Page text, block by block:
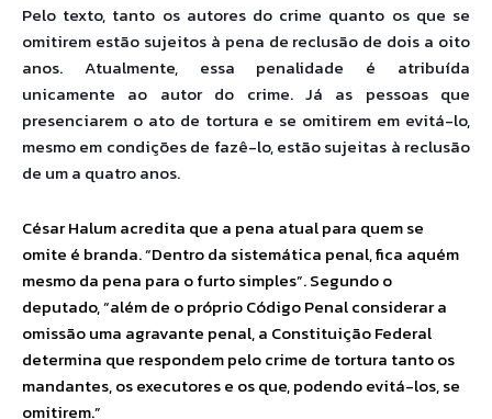
Pelo texto, tanto os autores do crime quanto os que se
omitirem estão sujeitos à pena de reclusão de dois a oito
anos. Atualmente, essa penalidade é atribuída
unicamente ao autor do crime. Já as pessoas que
presenciarem o ato de tortura e se omitirem em evitá-lo,
mesmo em condições de fazê-lo, estão sujeitas à reclusão
de um a quatro anos.
César Halum acredita que a pena atual para quem se
omite é branda. “Dentro da sistemática penal, fica aquém
mesmo da pena para o furto simples”. Segundo o
deputado, “além de o próprio Código Penal considerar a
omissão uma agravante penal, a Constituição Federal
determina que respondem pelo crime de tortura tanto os
mandantes, os executores e os que, podendo evitá-los, se
omitirem.”